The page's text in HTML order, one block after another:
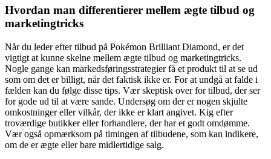
Hvordan man differentierer mellem ægte tilbud og
marketingtricks
Når du leder efter tilbud på Pokémon Brilliant Diamond, er det
vigtigt at kunne skelne mellem ægte tilbud og marketingtricks.
Nogle gange kan markedsføringsstrategier få et produkt til at se ud
som om det er billigt, når det faktisk ikke er. For at undgå at falde i
fælden kan du følge disse tips. Vær skeptisk over for tilbud, der ser
for gode ud til at være sande. Undersøg om der er nogen skjulte
omkostninger eller vilkår, der ikke er klart angivet. Kig efter
troværdige butikker eller forhandlere, der har et godt omdømme.
Vær også opmærksom på timingen af ​​tilbudene, som kan indikere,
om de er ægte eller bare midlertidige salg.